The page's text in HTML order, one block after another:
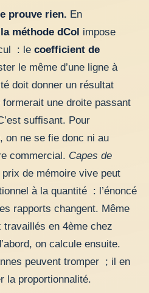
prouve rien. En
méthode dCol impose
: le coefficient de
le même d’une ligne à
doit donner un résultat
une droite passant
suffisant. Pour
, on ne se fie donc ni au
commercial. Capes de
prix de mémoire vive peut
à la quantité : l’énoncé
rapports changent. Même
en 4ème chez
on calcule ensuite.
peuvent tromper ; il en
la proportionnalité.